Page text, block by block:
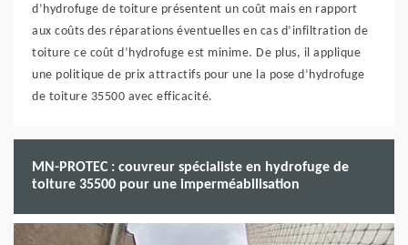
d’hydrofuge de toiture présentent un coût mais en rapport
aux coûts des réparations éventuelles en cas d’infiltration de
toiture ce coût d’hydrofuge est minime. De plus, il applique
une politique de prix attractifs pour une la pose d’hydrofuge
de toiture 35500 avec efficacité.
MN-PROTEC : couvreur spécialiste en hydrofuge de
toiture 35500 pour une imperméabilisation